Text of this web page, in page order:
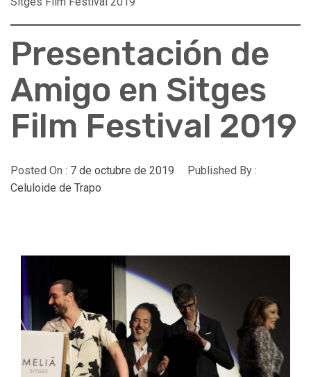
Presentación de
Amigo en Sitges
Film Festival 2019
Posted On : 7 de octubre de 2019
Published By :
Celuloide de Trapo